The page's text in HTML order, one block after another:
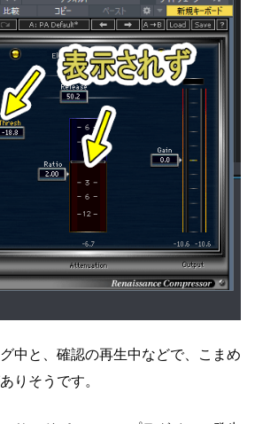
中と、確認の再生中などで、こまめ
りそうです。